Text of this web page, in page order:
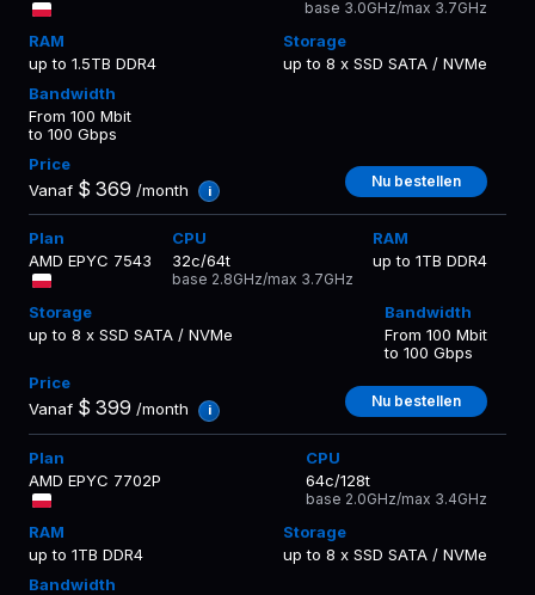
base 3.0GHz/max 3.7GHz
up to 1.5TB DDR4 up to 8 x SSD SATA / NVMe
From 100 Mbit
to 100 Gbps
Vanaf $ 369 /month i
Nu bestellen
AMD EPYC 7543 32c/64t
base 2.8GHz/max 3.7GHz
up to 1TB DDR4
up to 8 x SSD SATA / NVMe
From 100 Mbit
to 100 Gbps
Vanaf $ 399 /month i
Nu bestellen
AMD EPYC 7702P 64c/128t
base 2.0GHz/max 3.4GHz
up to 1TB DDR4 up to 8 x SSD SATA / NVMe